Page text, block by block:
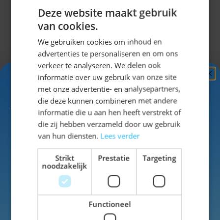
Traditionele details voor een
complete Oktoberfest look
De Lederhose Johann is voorzien van traditionele
borduursels op de verstelbare bretels, een praktische
gulp en handige zakken. Hierdoor krijgt de broek de
uitstraling van een klassieke Tiroler broek voor heren.
De combinatie van authentieke details en modern
draagcomfort maakt dit model geschikt voor
uiteenlopende feestelijke gelegenheden.
Perfect voor het Oktoberfest en
themafeesten
Of je nu een Oktoberfest bezoekt, carnaval viert of
naar een bierfestival gaat, met deze korte lederhose
creëer je eenvoudig een complete Beierse outfit. Het
Lederhose Johann Lang Donkerbruin met
Verstelbare Bretels
€ 27,99
Deze website maakt gebruik
van cookies.
We gebruiken cookies om inhoud en
advertenties te personaliseren en om ons
verkeer te analyseren. We delen ook
informatie over uw gebruik van onze site
met onze advertentie- en analysepartners,
die deze kunnen combineren met andere
informatie die u aan hen heeft verstrekt of
die zij hebben verzameld door uw gebruik
van hun diensten. Lees verder
Strikt
noodzakelijk
Prestatie Targeting
Functioneel
Ontvang5%
KORTING!
Schrijf je nuin voor de nieuwsbrief en ontvang toegang
tot exclusieve kortingen!
Voor- en achternaam
Inschrijven